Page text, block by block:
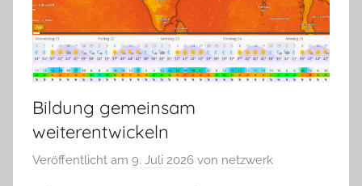
Bildung gemeinsam
weiterentwickeln
Veröffentlicht am 9. Juli 2026 von netzwerk